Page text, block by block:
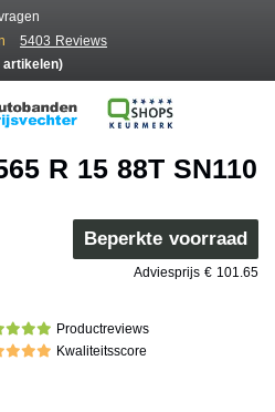
5403 Reviews
artikelen)
R 15 88T SN110
Beperkte voorraad
Adviesprijs € 101.65
Productreviews
Kwaliteitsscore